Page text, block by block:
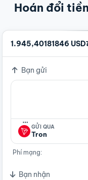
Hoán đổi
1.945,40181846
Bạn gửi
…
GỬI QUA
Tron
Phí mạng:
Bạn nhận